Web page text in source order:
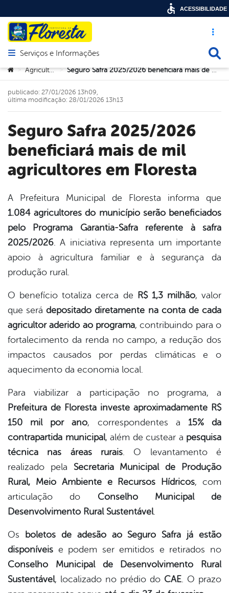
Acesso
Abrir menu principal de navegação
Serviços e Informações
Você está aqui:
> Agricultura > Seguro Safra 2025/2026 beneficiará mais de mil agricultores em Floresta
Seguro Safra 2025/2026
beneficiará mais de mil
agricultores em Floresta
publicado: 27/01/2026 13h09,
última modificação: 28/01/2026 13h13
A Prefeitura Municipal de Floresta informa que
1.084 agricultores do município serão beneficiados
pelo Programa Garantia-Safra referente à safra
2025/2026. A iniciativa representa um importante
apoio à agricultura familiar e à segurança da
produção rural.
O benefício totaliza cerca de R$ 1,3 milhão, valor
que serádepositado diretamente na conta de cada
agricultor aderido ao programa, contribuindo para o
fortalecimento da renda no campo, a redução dos
impactos causados por perdas climáticas e o
aquecimento da economia local.
Para viabilizar a participação no programa, a
Prefeitura de Floresta investe aproximadamente R$
150 mil por ano, correspondentes a 15% da
contrapartida municipal, além de custear a pesquisa
técnica nas áreas rurais. O levantamento é
realizado pela Secretaria Municipal de Produção
Rural, Meio Ambiente e Recursos Hídricos, com
articulação do Conselho Municipal de
Desenvolvimento Rural Sustentável.
Os boletos de adesão ao Seguro Safra já estão
disponíveis e podem ser emitidos e retirados no
Conselho Municipal de Desenvolvimento Rural
Sustentável, localizado no prédio do CAE. O prazo
ACESSIBILIDADE